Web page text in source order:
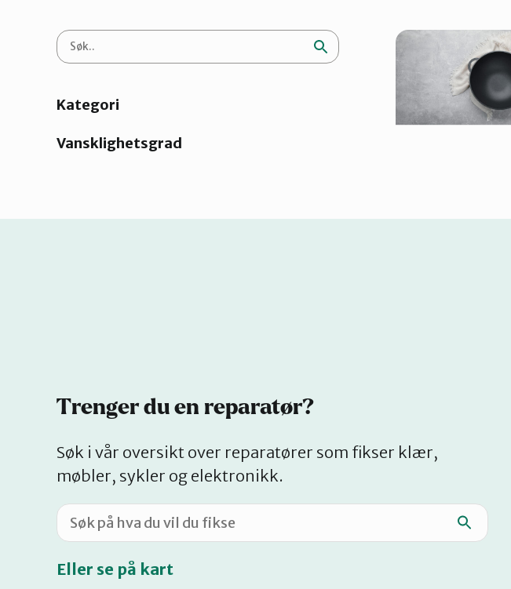
Kategori
Vansklighetsgrad
Trenger du en reparatør?
Søk i vår oversikt over reparatører som fikser klær,
møbler, sykler og elektronikk.
Eller se på kart